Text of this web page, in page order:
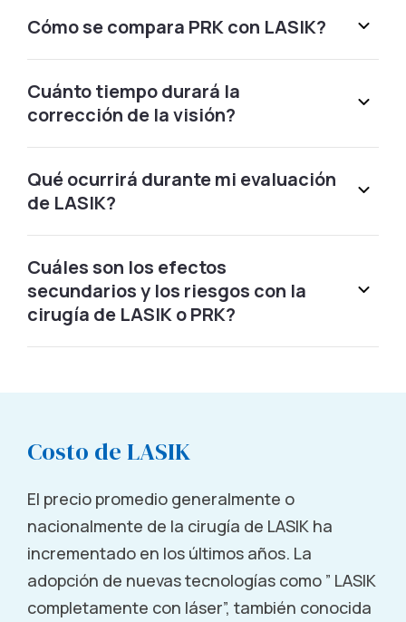
Altamonte Springs, FL
155 Cranes Roost Blvd. Altamonte Springs, FL 32701
Schedule Free Consultation
Amherst, NY
2825 Niagara Falls Blvd Amherst, NY 14228
Call (855) 321-2020
Amherst, NY
Amherst, NY
Schedule Free Consultation
Amityville, NY
333 Broadway Amityville, NY 11701
Cómo se compara PRK con LASIK?
Cuánto tiempo durará la
corrección de la visión?
Qué ocurrirá durante mi evaluación
de LASIK?
Cuáles son los efectos
secundarios y los riesgos con la
cirugía de LASIK o PRK?
Costo de LASIK
El precio promedio generalmente o
nacionalmente de la cirugía de LASIK ha
incrementado en los últimos años. La
adopción de nuevas tecnologías como ” LASIK
completamente con láser”, también conocida